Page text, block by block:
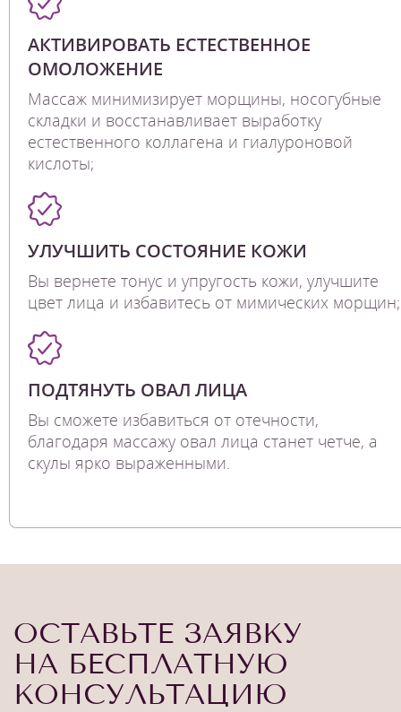
АКТИВИРОВАТЬ ЕСТЕСТВЕННОЕ
ОМОЛОЖЕНИЕ
Массаж минимизирует морщины, носогубные
складки и восстанавливает выработку
естественного коллагена и гиалуроновой
кислоты;
УЛУЧШИТЬ СОСТОЯНИЕ КОЖИ
Вы вернете тонус и упругость кожи, улучшите
цвет лица и избавитесь от мимических морщин;
ПОДТЯНУТЬ ОВАЛ ЛИЦА
Вы сможете избавиться от отечности,
благодаря массажу овал лица станет четче, а
скулы ярко выраженными.
ОСТАВЬТЕ ЗАЯВКУ
НА БЕСПЛАТНУЮ
КОНСУЛЬТАЦИЮ